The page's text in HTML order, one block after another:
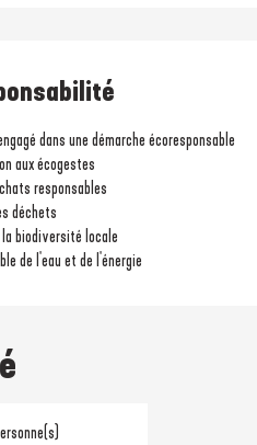
dans une démarche écoresponsable
aux écogestes
responsables
déchets
la biodiversité locale
de l'eau et de l'énergie